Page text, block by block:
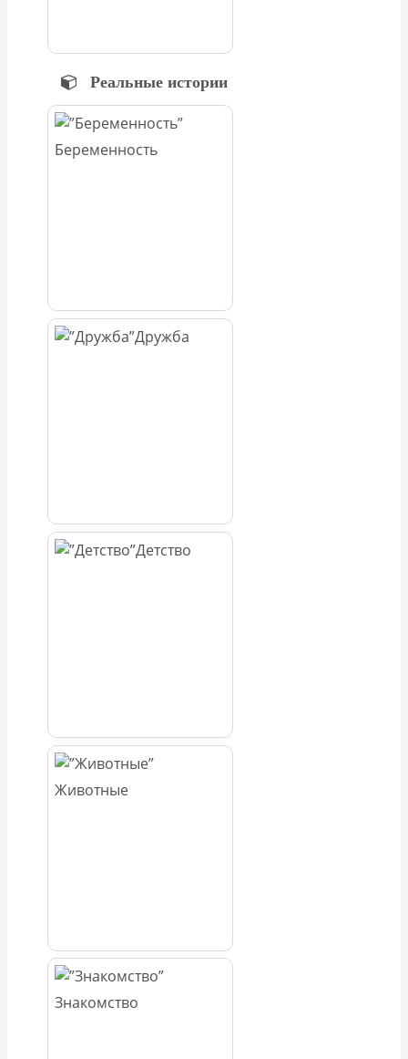
Реальные истории
Беременность
Дружба
Детство
Животные
Знакомство